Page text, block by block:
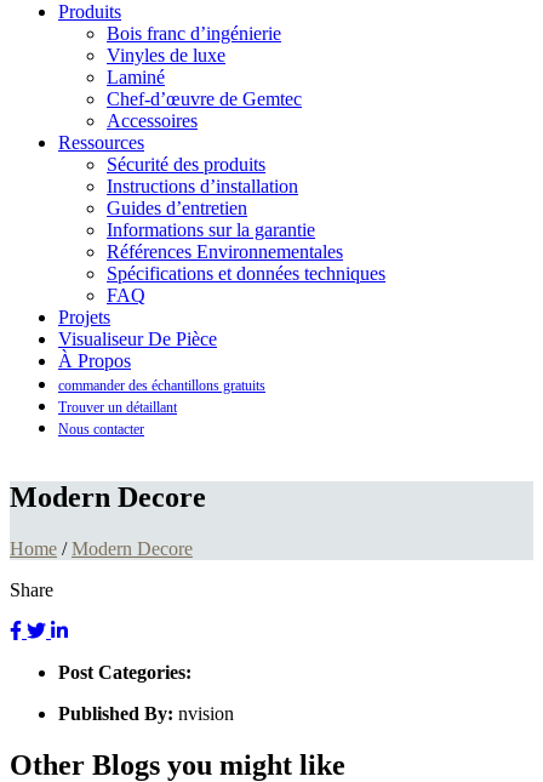
Produits
Bois franc d’ingénierie
Vinyles de luxe
Laminé
Chef-d’œuvre de Gemtec
Accessoires
Ressources
Sécurité des produits
Instructions d’installation
Guides d’entretien
Informations sur la garantie
Références Environnementales
Spécifications et données techniques
FAQ
Projets
Visualiseur De Pièce
À Propos
commander des échantillons gratuits
Trouver un détaillant
Nous contacter
Modern Decore
Home /Modern Decore
Share
Post Categories:
Published By: nvision
Other Blogs you might like